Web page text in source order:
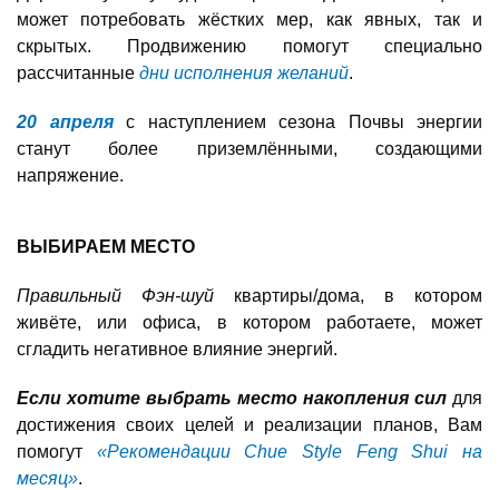
может потребовать жёстких мер, как явных, так и
скрытых. Продвижению помогут специально
рассчитанные дни исполнения желаний.
20 апреляс наступлением сезона Почвы энергии
станут более приземлёнными, создающими
напряжение.
ВЫБИРАЕМ МЕСТО
Правильный Фэн-шуй квартиры/дома, в котором
живёте, или офиса, в котором работаете, может
сгладить негативное влияние энергий.
Если хотите выбрать место накопления сил для
достижения своих целей и реализации планов, Вам
помогут «Рекомендации Chue Style Feng Shui на
месяц».